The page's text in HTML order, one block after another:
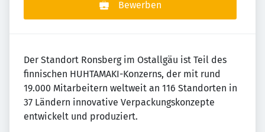
Bewerben
Der Standort Ronsberg im Ostallgäu ist Teil des
finnischen HUHTAMAKI-Konzerns, der mit rund
19.000 Mitarbeitern weltweit an 116 Standorten in
37 Ländern innovative Verpackungskonzepte
entwickelt und produziert.